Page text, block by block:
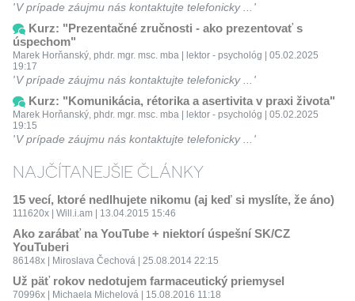
V prípade záujmu nás kontaktujte telefonicky ...
Kurz: "Prezentačné zručnosti - ako prezentovať s
úspechom"
Marek Horňanský, phdr. mgr. msc. mba | lektor - psychológ | 05.02.2025
19:17
V prípade záujmu nás kontaktujte telefonicky ...
Kurz: "Komunikácia, rétorika a asertivita v praxi života"
Marek Horňanský, phdr. mgr. msc. mba | lektor - psychológ | 05.02.2025
19:15
V prípade záujmu nás kontaktujte telefonicky ...
NAJČÍTANEJŠIE ČLÁNKY
15 vecí, ktoré nedlhujete nikomu (aj keď si myslíte, že áno)
111620x | Will.i.am | 13.04.2015 15:46
Ako zarábať na YouTube + niektorí úspešní SK/CZ
YouTuberi
86148x | Miroslava Čechová | 25.08.2014 22:15
Už päť rokov nedotujem farmaceutický priemysel
70996x | Michaela Michelová | 15.08.2016 11:18